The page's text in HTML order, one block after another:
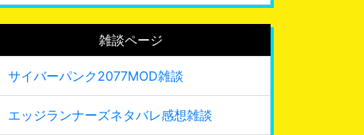
雑談ページ
サイバーパンク2077MOD雑談
エッジランナーズネタバレ感想雑談